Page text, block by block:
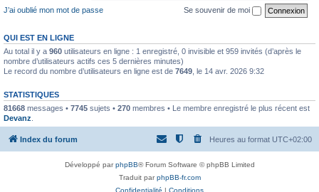
J’ai oublié mon mot de passe
Se souvenir de moi
QUI EST EN LIGNE
Au total il y a 960 utilisateurs en ligne : 1 enregistré, 0 invisible et 959 invités (d’après le
nombre d’utilisateurs actifs ces 5 dernières minutes)
Le record du nombre d’utilisateurs en ligne est de 7649 , le 14 avr. 2026 9:32
STATISTIQUES
81668 messages • 7745 sujets • 270 membres • Le membre enregistré le plus récent est
Devanz
Index du forum Heures au format UTC+02:00
Développé parphpBB® Forum Software © phpBB Limited
Traduit parphpBB-fr.com
Confidentialité | Conditions